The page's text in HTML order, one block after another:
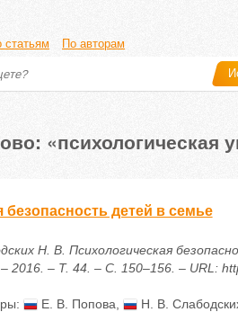
статьям По авторам
«психологическая
безопасность детей в семье
Н. В. Психологическая
2016. – Т. 44. – С. 150–156. – URL:
Е. В. Попова Н. В.